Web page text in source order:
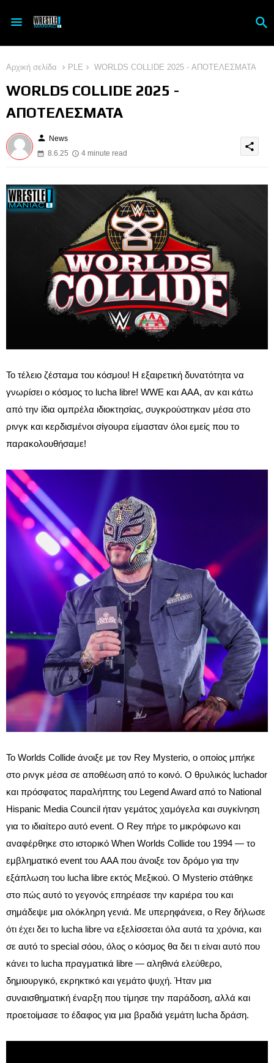
Αρχική σελίδα PLE WORLDS COLLIDE 2025 - ΑΠΟΤΕΛΕΣΜΑΤΑ
WORLDS COLLIDE 2025 -
ΑΠΟΤΕΛΕΣΜΑΤΑ
person News
8.6.25
4 minute read
share
Το τέλειο ζέσταμα του κόσμου! Η εξαιρετική δυνατότητα να
γνωρίσει ο κόσμος το lucha libre! WWE και AAA, αν και κάτω
από την ίδια ομπρέλα ιδιοκτησίας, συγκρούστηκαν μέσα στο
ρινγκ και κερδισμένοι σίγουρα είμασταν όλοι εμείς που το
παρακολουθήσαμε!
Το Worlds Collide άνοιξε με τον Rey Mysterio, ο οποίος μπήκε
στο ρινγκ μέσα σε αποθέωση από το κοινό. Ο θρυλικός luchador
και πρόσφατος παραλήπτης του Legend Award από το National
Hispanic Media Council ήταν γεμάτος χαμόγελα και συγκίνηση
για το ιδιαίτερο αυτό event. Ο Rey πήρε το μικρόφωνο και
αναφέρθηκε στο ιστορικό When Worlds Collide του 1994 — το
εμβληματικό event του AAA που άνοιξε τον δρόμο για την
εξάπλωση του lucha libre εκτός Μεξικού. Ο Mysterio στάθηκε
στο πώς αυτό το γεγονός επηρέασε την καριέρα του και
σημάδεψε μια ολόκληρη γενιά. Με υπερηφάνεια, ο Rey δήλωσε
ότι έχει δει το lucha libre να εξελίσσεται όλα αυτά τα χρόνια, και
σε αυτό το special σόου, όλος ο κόσμος θα δει τι είναι αυτό που
κάνει το lucha πραγματικά libre — αληθινά ελεύθερο,
δημιουργικό, εκρηκτικό και γεμάτο ψυχή. Ήταν μια
συναισθηματική έναρξη που τίμησε την παράδοση, αλλά και
προετοίμασε το έδαφος για μια βραδιά γεμάτη lucha δράση.